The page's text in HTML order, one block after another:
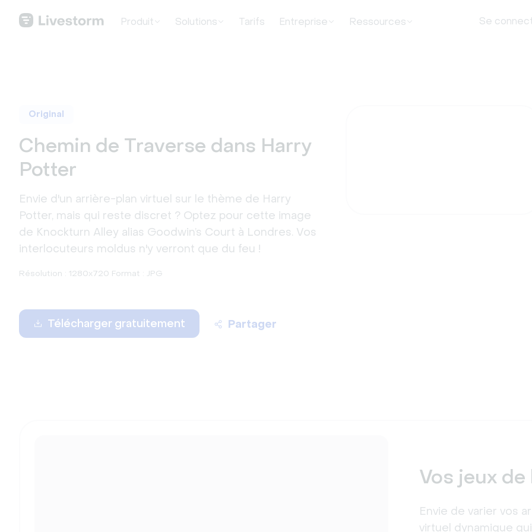
Produit Solutions Tarifs Entreprise Ressources Se
Original
Chemin de Traverse dans Harry
Potter
Envie d'un arrière-plan virtuel sur le thème de Harry
Potter, mais qui reste discret ? Optez pour cette image
de Knockturn Alley alias Goodwin’s Court à Londres. Vos
interlocuteurs moldus n'y verront que du feu !
Résolution : 1280x720 Format : JPG
Télécharger gratuitement Partager
Vos jeux
Envie de varier vos
virtuel dynamique